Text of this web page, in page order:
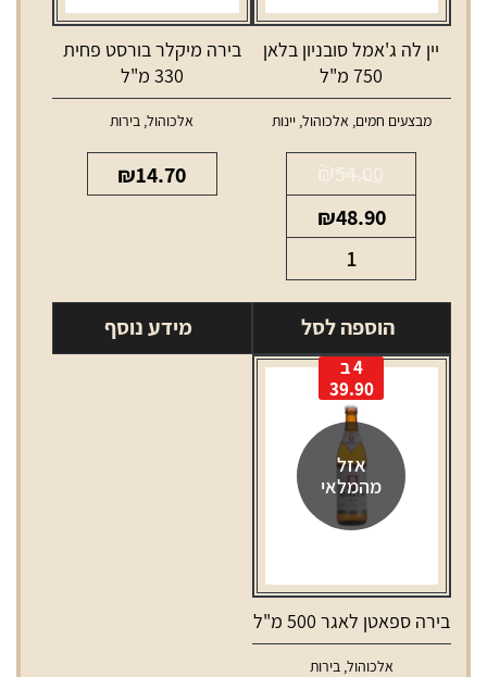
יין לה ג'אמל סובניון בלאן
750 מ"ל
מבצעים חמים, אלכוהול,יינות
54.00
המחיר
המקורי
₪54.00.
₪48.90
הנוכחי
₪48.90.
של
יין
ג'אמל
סובניון
בלאן
750
מ"ל
הוספה לסל
בירה מיקלר בורסט פחית
330 מ"ל
אלכוהול, בירות
₪14.70
מידע נוסף
אזל
מהמלאי
4 ב
39.90
בירה ספאטן לאגר 500 מ"ל
אלכוהול,בירות